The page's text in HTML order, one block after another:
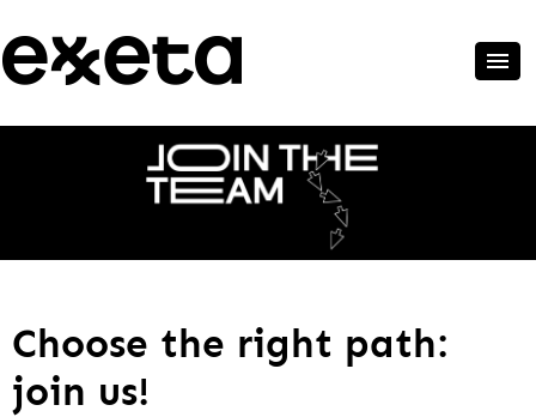
Choose the right path:
join us!